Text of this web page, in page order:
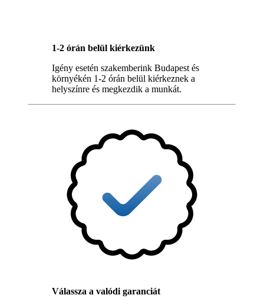
1-2 órán belül kiérkezünk
Igény esetén szakemberink Budapest és
környékén 1-2 órán belül kiérkeznek a
helyszínre és megkezdik a munkát.
Válassza a valódi garanciát